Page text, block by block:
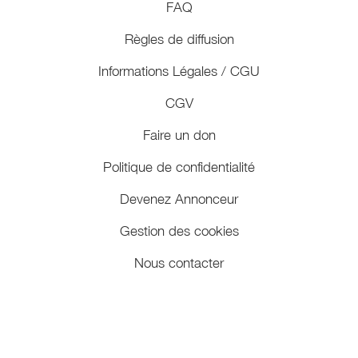
FAQ
Règles de diffusion
Informations Légales / CGU
CGV
Faire un don
Politique de confidentialité
Devenez Annonceur
Gestion des cookies
Nous contacter